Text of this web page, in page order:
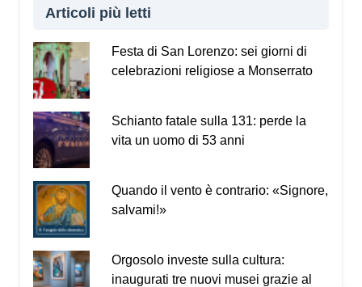
Articoli più letti
Festa di San Lorenzo: sei giorni di
celebrazioni religiose a Monserrato
Schianto fatale sulla 131: perde la
vita un uomo di 53 anni
Quando il vento è contrario: «Signore,
salvami!»
Orgosolo investe sulla cultura:
inaugurati tre nuovi musei grazie al